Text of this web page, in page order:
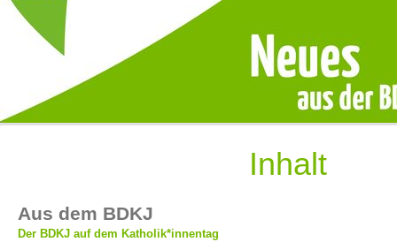
Inhalt
Aus dem BDKJ
Der BDKJ auf dem Katholik*innentag